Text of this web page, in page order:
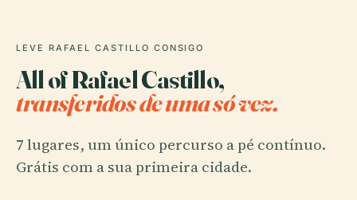
LEVE RAFAEL CASTILLO CONSIGO
All of Rafael Castillo,
transferidos de uma só vez.
7 lugares, um único percurso a pé contínuo.
Grátis com a sua primeira cidade.